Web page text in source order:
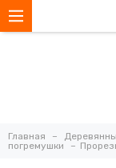
Главная
погремушки